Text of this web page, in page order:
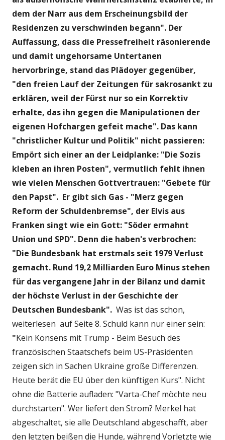
dem der Narr aus dem Erscheinungsbild der
Residenzen zu verschwinden begann". Der
Auffassung, dass die Pressefreiheit räsonierende
und damit ungehorsame Untertanen
hervorbringe, stand das Plädoyer gegenüber,
"den freien Lauf der Zeitungen für sakrosankt zu
erklären, weil der Fürst nur so ein Korrektiv
erhalte, das ihn gegen die Manipulationen der
eigenen Hofchargen gefeit mache". Das kann
"christlicher Kultur und Politik" nicht passieren:
Empört sich einer an der Leidplanke: "Die Sozis
kleben an ihren Posten", vermutlich fehlt ihnen
wie vielen Menschen Gottvertrauen: "Gebete für
den Papst". Er gibt sich Gas - "Merz gegen
Reform der Schuldenbremse", der Elvis aus
Franken singt wie ein Gott: "Söder ermahnt
Union und SPD". Denn die haben's verbrochen:
"Die Bundesbank hat erstmals seit 1979 Verlust
gemacht. Rund 19,2 Milliarden Euro Minus stehen
für das vergangene Jahr in der Bilanz und damit
der höchste Verlust in der Geschichte der
Deutschen Bundesbank". Was ist das schon,
weiterlesen auf Seite 8. Schuld kann nur einer sein:
"Kein Konsens mit Trump - Beim Besuch des
französischen Staatschefs beim US-Präsidenten
zeigen sich in Sachen Ukraine große Differenzen.
Heute berät die EU über den künftigen Kurs". Nicht
ohne die Batterie aufladen: "Varta-Chef möchte neu
durchstarten". Wer liefert den Strom? Merkel hat
abgeschaltet, sie alle Deutschland abgeschafft, aber
den letzten beißen die Hunde, während Vorletzte wie